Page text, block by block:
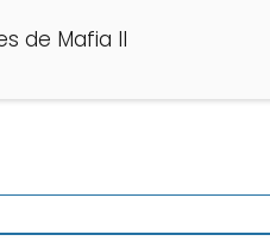
de Mafia II